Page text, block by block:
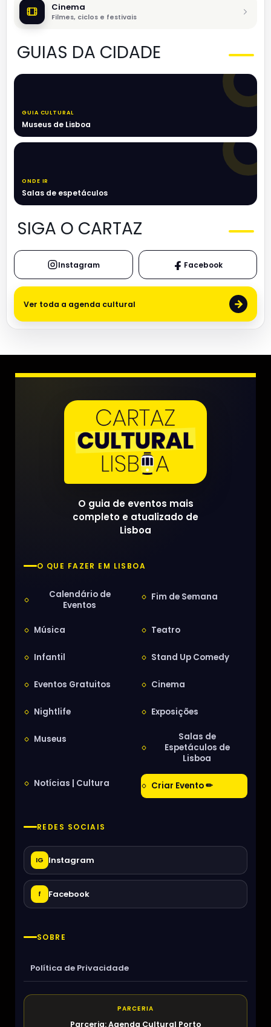
Cinema
Filmes, ciclos e festivais
GUIAS DA CIDADE
GUIA CULTURAL
Museus de Lisboa
ONDE IR
Salas de espetáculos
SIGA O CARTAZ
Instagram Facebook
Ver toda a agenda cultural →
O guia de eventos mais
completo e atualizado de
Lisboa
O QUE FAZER EM LISBOA
Calendário de
Eventos
Fim de Semana
Música Teatro
Infantil Stand Up Comedy
Eventos Gratuitos Cinema
Nightlife Exposições
Museus
Salas de
Espetáculos de
Lisboa
Notícias | Cultura Criar Evento ✏
REDES SOCIAIS
IG Instagram
f Facebook
SOBRE
Política de Privacidade
PARCERIA
Parceria: Agenda Cultural Porto